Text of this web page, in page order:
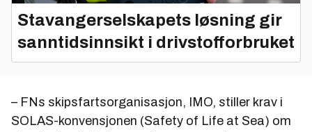
Stavangerselskapets løsning gir
sanntidsinnsikt i drivstofforbruket
– FNs skipsfartsorganisasjon, IMO, stiller krav i
SOLAS-konvensjonen (Safety of Life at Sea) om